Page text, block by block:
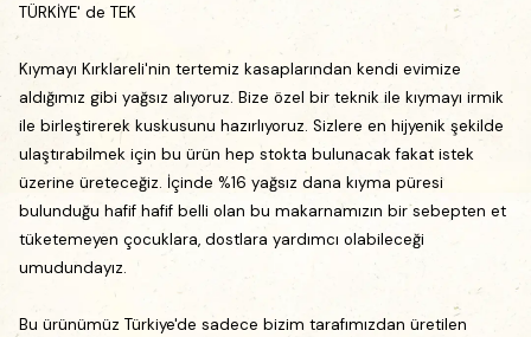
TÜRKİYE' de TEK
Kıymayı Kırklareli'nin tertemiz kasaplarından kendi evimize
aldığımız gibi yağsız alıyoruz. Bize özel bir teknik ile kıymayı irmik
ile birleştirerek kuskusunu hazırlıyoruz. Sizlere en hijyenik şekilde
ulaştırabilmek için bu ürün hep stokta bulunacak fakat istek
üzerine üreteceğiz. İçinde %16 yağsız dana kıyma püresi
bulunduğu hafif hafif belli olan bu makarnamızın bir sebepten et
tüketemeyen çocuklara, dostlara yardımcı olabileceği
umudundayız.
Bu ürünümüz Türkiye'de sadece bizim tarafımızdan üretilen